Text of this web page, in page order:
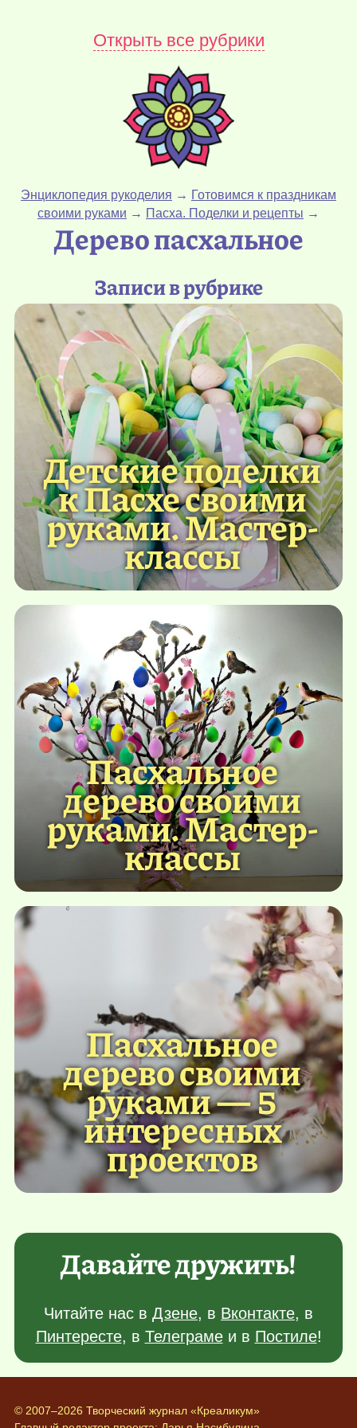
Открыть все рубрики
Энциклопедия рукоделия → Готовимся к праздникам
своими руками → Пасха. Поделки и рецепты →
Дерево пасхальное
Записи в рубрике
Детские поделки
к Пасхе своими
руками. Мастер-
классы
Пасхальное
дерево своими
руками. Мастер-
классы
Пасхальное
дерево своими
руками — 5
интересных
проектов
Давайте дружить!
Читайте нас в Дзене, в Вконтакте, в
Пинтересте, в Телеграмеи в Постиле!
© 2007–2026 Творческий журнал «Креаликум»